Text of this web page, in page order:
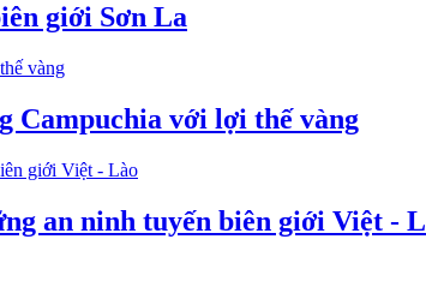
giới Sơn La
Campuchia với lợi thế vàng
an ninh tuyến biên giới Việt -